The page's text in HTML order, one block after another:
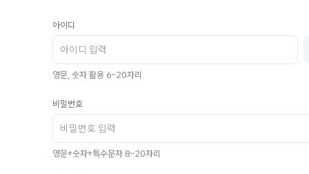
아이디
영문, 숫자 활용 6~20자리
비밀번호
영문+숫자+특수문자 8~20자리